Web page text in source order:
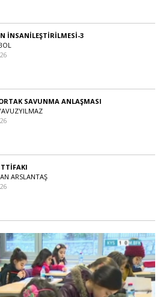
İNSANİLEŞTİRİLMESİ-3
SAVUNMA ANLAŞMASI
ARSLANTAŞ